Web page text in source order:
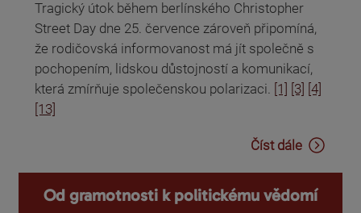
Tragický útok během berlínského Christopher
Street Day dne 25. července zároveň připomíná,
že rodičovská informovanost má jít společně s
pochopením, lidskou důstojností a komunikací,
která zmírňuje společenskou polarizaci. [1] [3] [4]
[13]
Číst dále
Od gramotnosti k politickému vědomí